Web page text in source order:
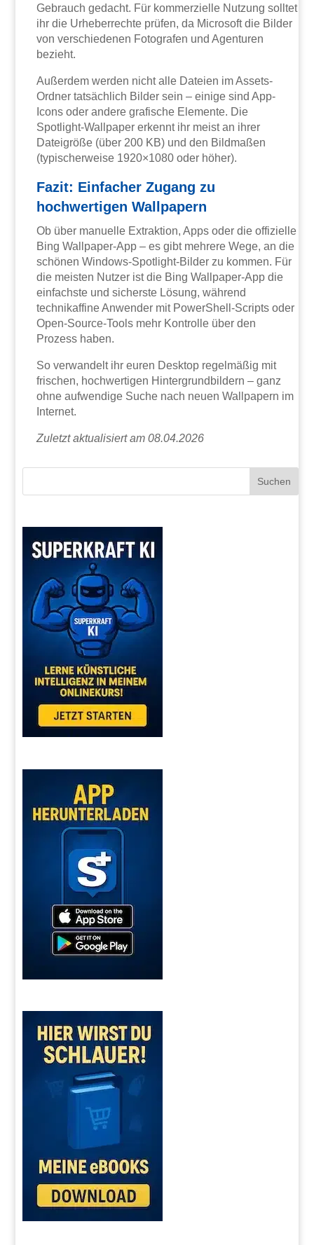
Gebrauch gedacht. Für kommerzielle Nutzung solltet
ihr die Urheberrechte prüfen, da Microsoft die Bilder
von verschiedenen Fotografen und Agenturen
bezieht.
Außerdem werden nicht alle Dateien im Assets-
Ordner tatsächlich Bilder sein – einige sind App-
Icons oder andere grafische Elemente. Die
Spotlight-Wallpaper erkennt ihr meist an ihrer
Dateigröße (über 200 KB) und den Bildmaßen
(typischerweise 1920×1080 oder höher).
Fazit: Einfacher Zugang zu
hochwertigen Wallpapern
Ob über manuelle Extraktion, Apps oder die offizielle
Bing Wallpaper-App – es gibt mehrere Wege, an die
schönen Windows-Spotlight-Bilder zu kommen. Für
die meisten Nutzer ist die Bing Wallpaper-App die
einfachste und sicherste Lösung, während
technikaffine Anwender mit PowerShell-Scripts oder
Open-Source-Tools mehr Kontrolle über den
Prozess haben.
So verwandelt ihr euren Desktop regelmäßig mit
frischen, hochwertigen Hintergrundbildern – ganz
ohne aufwendige Suche nach neuen Wallpapern im
Internet.
Zuletzt aktualisiert am 08.04.2026